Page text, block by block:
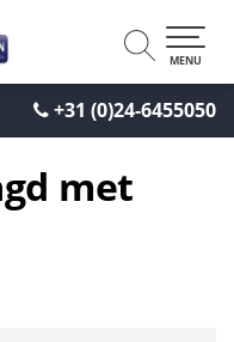
+31 (0)24-6455050
MENU
met